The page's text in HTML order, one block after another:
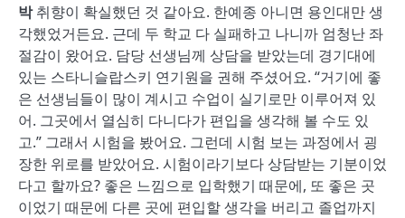
박취향이 확실했던 것 같아요. 한예종 아니면 용인대만 생
각했었거든요. 근데 두 학교 다 실패하고 나니까 엄청난 좌
절감이 왔어요. 담당 선생님께 상담을 받았는데 경기대에
있는 스타니슬랍스키 연기원을 권해 주셨어요. “거기에 좋
은 선생님들이 많이 계시고 수업이 실기로만 이루어져 있
어. 그곳에서 열심히 다니다가 편입을 생각해 볼 수도 있
고.” 그래서 시험을 봤어요. 그런데 시험 보는 과정에서 굉
장한 위로를 받았어요. 시험이라기보다 상담받는 기분이었
다고 할까요? 좋은 느낌으로 입학했기 때문에, 또 좋은 곳
이었기 때문에 다른 곳에 편입할 생각을 버리고 졸업까지